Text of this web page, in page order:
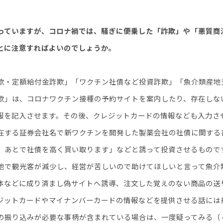
いますが、コロナ禍では、騒ぎに便乗した「詐欺」や「悪質
注意すればよいのでしょうか。
額給付金詐欺」「ワクチン社債など投資詐欺」「魚介類産地
は、コロナワクチン接種の予約サイトを案内したり、存在し
記入させます。その後、クレジットカードの情報なども入力
る証券会社名で新ワクチンを開発した製薬会社の社債に関す
とで社債を高く買い取ります」などと誘って投資させるもので
観光客が減少し、経営が苦しいので助けてほしいと言って魚
どに成り済まし偽サイトへ誘導、注文した覚えのない商品の
トカードやマイナンバーカードの情報などを提供させる話に
り込みが必要な事柄が含まれている場合は、一度疑ってみる